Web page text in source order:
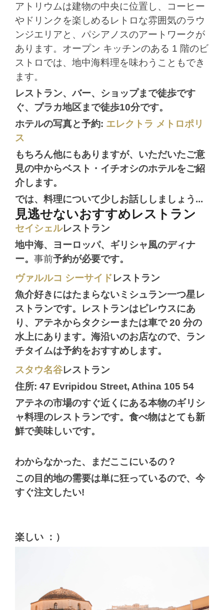
アトリウムは建物の中央に位置し、コーヒー
やドリンクを楽しめるレトロな雰囲気のラウ
ンジエリアと、パシアノスのアートワークが
あります。オープン キッチンのある 1 階のビ
ストロでは、地中海料理を味わうこともでき
ます。
レストラン、バー、ショップまで徒歩です
ぐ、プラカ地区まで徒歩10分です。
ホテルの写真と予約: エレクトラ メトロポリ
ス
もちろん他にもありますが、いただいたご意
見の中からベスト・イチオシのホテルをご紹
介します。
では、料理について少しお話ししましょう...
見逃せないおすすめレストラン
セイシェルレストラン
地中海、ヨーロッパ、ギリシャ風のディナ
ー。 事前予約が必要です。
ヴァルルコ シーサイドレストラン
魚介好きにはたまらないミシュラン一つ星レ
ストランです。レストランはピレウスにあ
り、アテネからタクシーまたは車で 20 分の
水上にあります。海沿いのお店なので、ラン
チタイムは予約をおすすめします。
スタウ名谷レストラン
住所: 47 Evripidou Street, Athina 105 54
アテネの市場のすぐ近くにある本物のギリシ
ャ料理のレストランです。食べ物はとても新
鮮で美味しいです。
わからなかった、まだここにいるの？
この目的地の需要は単に狂っているので、今
すぐ注文したい!
楽しい ：）